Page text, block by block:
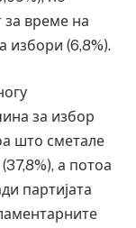
за време на
избори (6,8%).
за избор
што сметале
а потоа
партијата